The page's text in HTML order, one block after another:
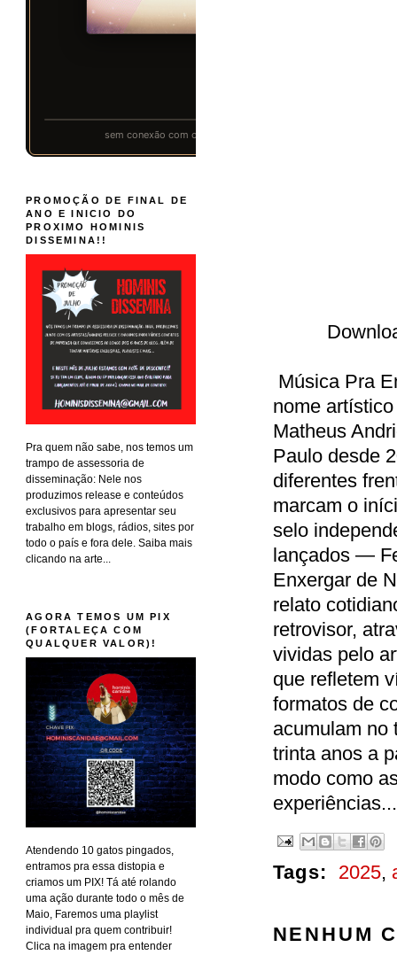
Música Pra
nome
Matheus
Paulo desde
diferentes
marcam o
selo
lançados —
Enxergar de
relato
retrovisor,
vividas pelo
que refletem
formatos de
acumulam no
trinta anos a
modo como
Tags: 2025,
NENHUM
PROMOÇÃO DE FINAL DE
ANO E INICIO DO
PROXIMO HOMINIS
DISSEMINA!!
Pra quem não sabe, nos temos um
trampo de assessoria de
disseminação: Nele nos
produzimos release e conteúdos
exclusivos para apresentar seu
trabalho em blogs, rádios, sites por
todo o país e fora dele. Saiba mais
clicando na arte...
AGORA TEMOS UM PIX
(FORTALEÇA COM
QUALQUER VALOR)!
Atendendo 10 gatos pingados,
entramos pra essa distopia e
criamos um PIX! Tá até rolando
uma ação durante todo o mês de
Maio, Faremos uma playlist
individual pra quem contribuir!
Clica na imagem pra entender